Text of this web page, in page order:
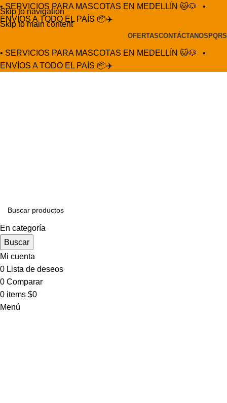
Skip to navigation
Skip to main content
• SERVICIOS PARA MASCOTAS EN MEDELLÍN 🐱🐶
•
ENVÍOS A TODO EL PAÍS 📦✈️
OFERTASCONTÁCTANOS PQRS
• SERVICIOS PARA MASCOTAS EN MEDELLÍN 🐱🐶
•
ENVÍOS A TODO EL PAÍS 📦✈️
En categoría
Buscar
Mi cuenta
0 Lista de deseos
0 Comparar
0 items $0
Menú